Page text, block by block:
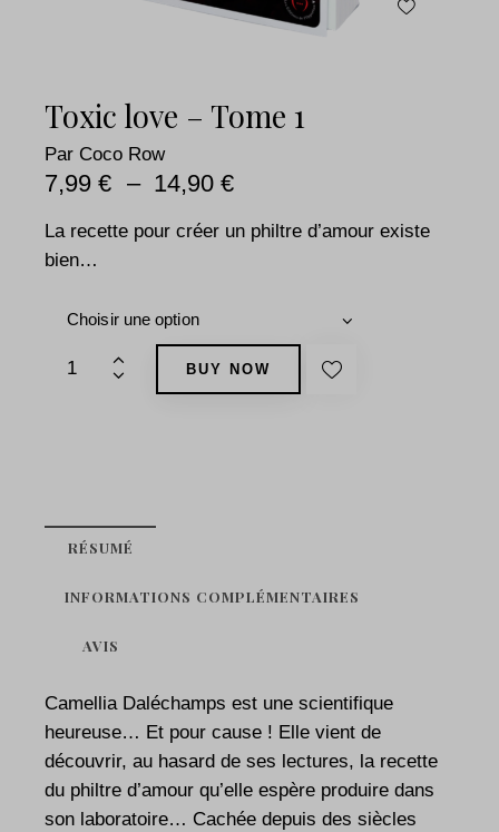
Toxic love – Tome 1
Par Coco Row
7,99 € – 14,90 €
La recette pour créer un philtre d’amour existe
bien…
BUY NOW
RÉSUMÉ
INFORMATIONS COMPLÉMENTAIRES
AVIS
Camellia Daléchamps est une scientifique
heureuse… Et pour cause ! Elle vient de
découvrir, au hasard de ses lectures, la recette
du philtre d’amour qu’elle espère produire dans
son laboratoire… Cachée depuis des siècles